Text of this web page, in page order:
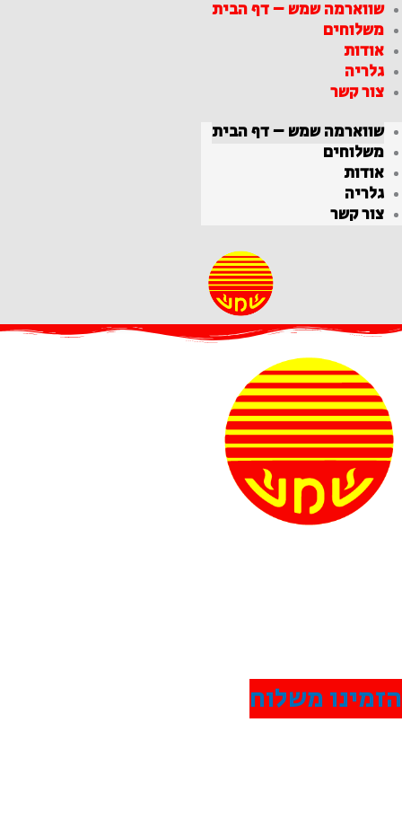
שווארמה שמש – דף הבית
משלוחים
אודות
גלריה
צור קשר
שווארמה שמש – דף הבית
משלוחים
אודות
גלריה
צור קשר
הזמינו משלוח